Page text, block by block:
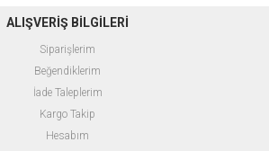
ALIŞVERİŞ BİLGİLERİ
Siparişlerim
Beğendiklerim
İade Taleplerim
Kargo Takip
Hesabım